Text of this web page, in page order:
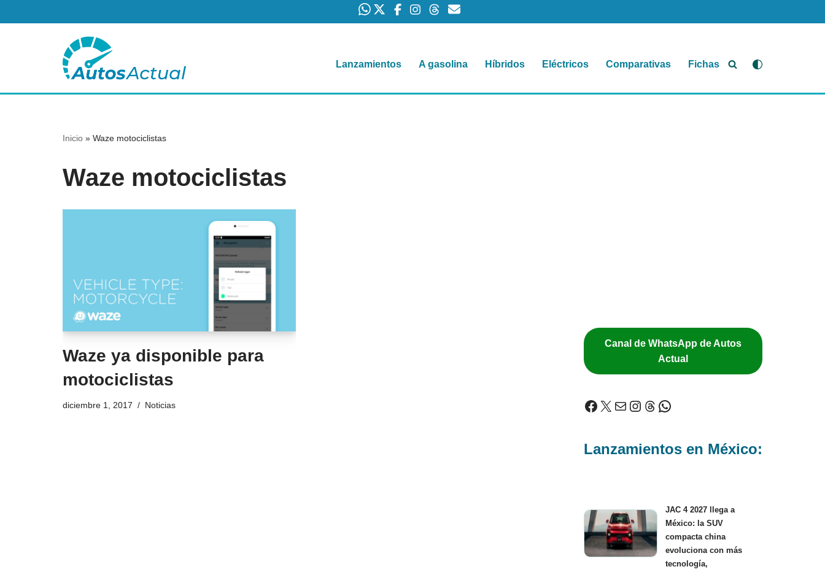
contenido
Lanzamientos A gasolina Híbridos Eléctricos Comparativas Fichas
Inicio » Waze motociclistas
Waze motociclistas
Waze ya disponible para
motociclistas
diciembre 1, 2017 Noticias
Canal de WhatsApp de Autos
Actual
Lanzamientos en México:
JAC 4 2027 llega a
México: la SUV
compacta china
evoluciona con más
tecnología,